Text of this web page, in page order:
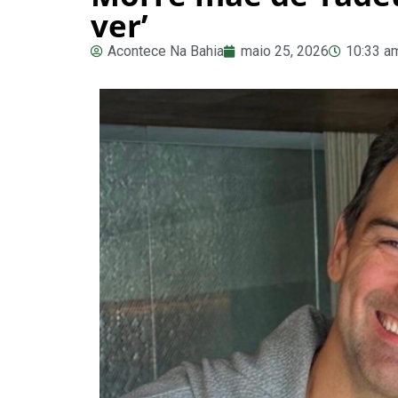
ver’
Acontece Na Bahia maio 25, 2026 10:33